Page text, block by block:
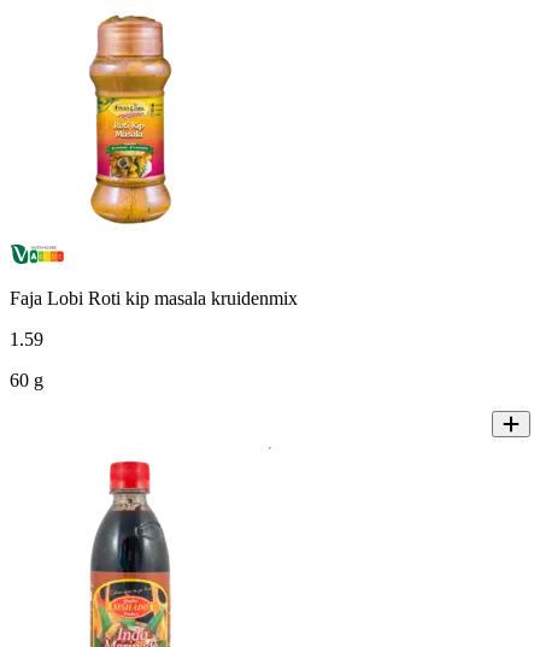
Faja Lobi Roti kip masala kruidenmix
1 .59
60 g